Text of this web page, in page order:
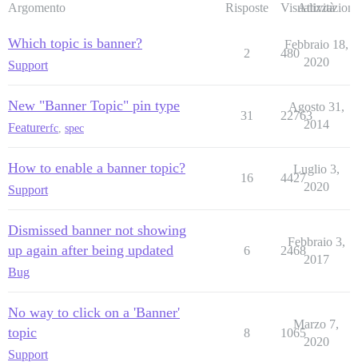
Argomento Risposte Visualizzazioni
Attività
Which topic is banner?
Support
2 480
Febbraio 18,
2020
New "Banner Topic" pin type
Featurerfc spec
31 22763
Agosto 31,
2014
How to enable a banner topic?
Support
16 4427
Luglio 3,
2020
Dismissed banner not showing
up again after being updated
Bug
6 2468
Febbraio 3,
2017
No way to click on a 'Banner'
topic
Support
8 1065
Marzo 7,
2020